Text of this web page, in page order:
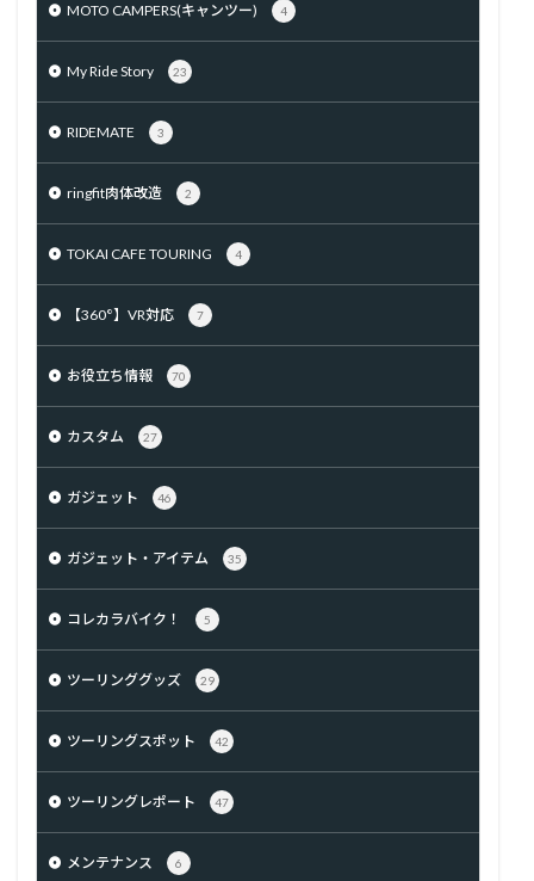
MOTO CAMPERS(キャンツー) 4
My Ride Story 23
RIDEMATE 3
ringfit肉体改造 2
TOKAI CAFE TOURING 4
【360°】VR対応 7
お役立ち情報 70
カスタム 27
ガジェット 46
ガジェット・アイテム 35
コレカラバイク！ 5
ツーリンググッズ 29
ツーリングスポット 42
ツーリングレポート 47
メンテナンス 6